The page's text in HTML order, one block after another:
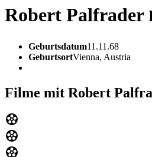
Robert Palfrader
Geburtsdatum11.11.68
GeburtsortVienna, Austria
Filme mit Robert